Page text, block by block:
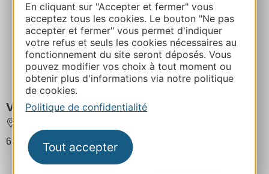
En cliquant sur "Accepter et fermer" vous
acceptez tous les cookies. Le bouton "Ne pas
accepter et fermer" vous permet d'indiquer
votre refus et seuls les cookies nécessaires au
fonctionnement du site seront déposés. Vous
pouvez modifier vos choix à tout moment ou
obtenir plus d'informations via notre politique
de cookies.
Politique de confidentialité
Tout accepter
Villa Lourmel
6 personnes au maximum